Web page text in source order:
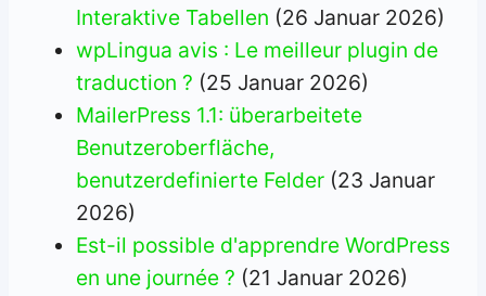
Interaktive Tabellen (26 Januar 2026)
wpLingua avis : Le meilleur plugin de
traduction ? (25 Januar 2026)
MailerPress 1.1: überarbeitete
Benutzeroberfläche,
benutzerdefinierte Felder (23 Januar
2026)
Est-il possible d'apprendre WordPress
en une journée ? (21 Januar 2026)